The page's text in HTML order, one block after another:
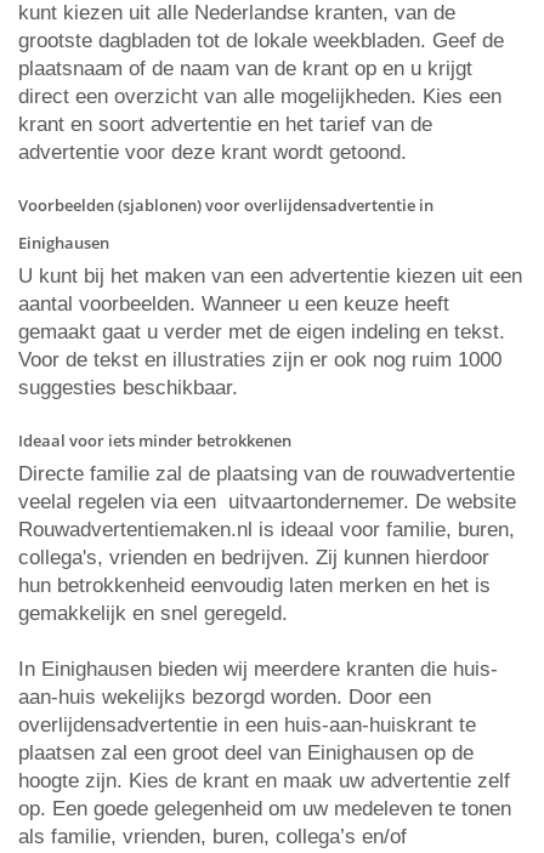
kunt kiezen uit alle Nederlandse kranten, van de
grootste dagbladen tot de lokale weekbladen. Geef de
plaatsnaam of de naam van de krant op en u krijgt
direct een overzicht van alle mogelijkheden. Kies een
krant en soort advertentie en het tarief van de
advertentie voor deze krant wordt getoond.
Voorbeelden (sjablonen) voor overlijdensadvertentie in
Einighausen
U kunt bij het maken van een advertentie kiezen uit een
aantal voorbeelden. Wanneer u een keuze heeft
gemaakt gaat u verder met de eigen indeling en tekst.
Voor de tekst en illustraties zijn er ook nog ruim 1000
suggesties beschikbaar.
Ideaal voor iets minder betrokkenen
Directe familie zal de plaatsing van de rouwadvertentie
veelal regelen via een uitvaartondernemer. De website
Rouwadvertentiemaken.nl is ideaal voor familie, buren,
collega's, vrienden en bedrijven. Zij kunnen hierdoor
hun betrokkenheid eenvoudig laten merken en het is
gemakkelijk en snel geregeld.
In Einighausen bieden wij meerdere kranten die huis-
aan-huis wekelijks bezorgd worden. Door een
overlijdensadvertentie in een huis-aan-huiskrant te
plaatsen zal een groot deel van Einighausen op de
hoogte zijn. Kies de krant en maak uw advertentie zelf
op. Een goede gelegenheid om uw medeleven te tonen
als familie, vrienden, buren, collega’s en/of